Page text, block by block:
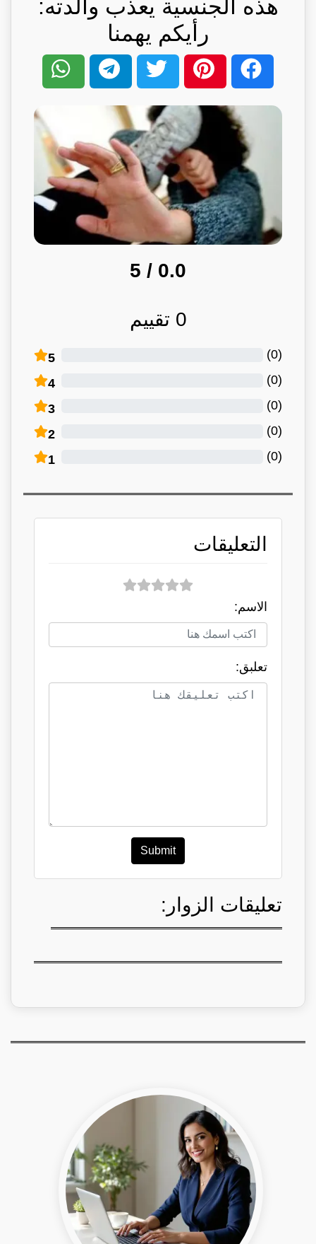
هذه الجنسية يعذب والدته:
رأيكم يهمنا
0.0
/ 5
0 تقييم
5 (
0
)
4 (
0
)
3 (
0
)
2 (
0
)
1 (
0
)
التعليقات
الاسم:
تعلبق:
Submit
تعليقات الزوار: